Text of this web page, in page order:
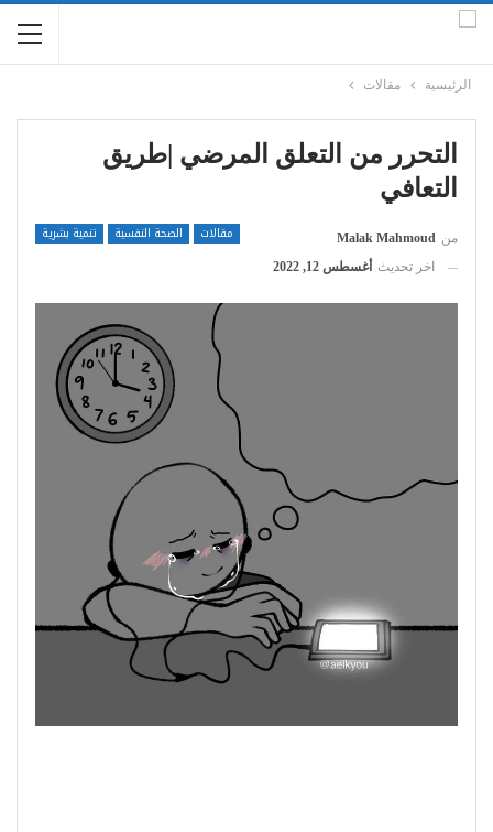
الرئيسية مقالات
التحرر من التعلق المرضي |طريق
التعافي
مقالات الصحة النفسية تنمية بشرية من Malak Mahmoud
اخر تحديث أغسطس 12, 2022